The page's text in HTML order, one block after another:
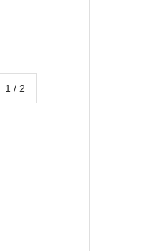
1 / av
2